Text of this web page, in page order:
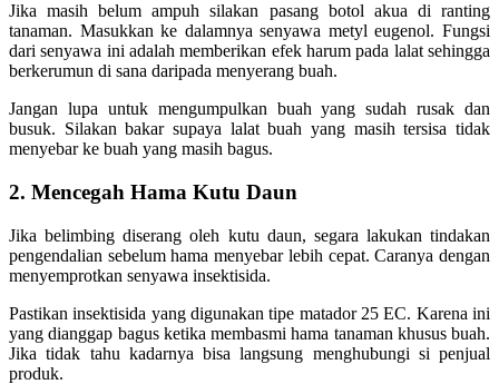
Jika masih belum ampuh silakan pasang botol akua di ranting
tanaman. Masukkan ke dalamnya senyawa metyl eugenol. Fungsi
dari senyawa ini adalah memberikan efek harum pada lalat sehingga
berkerumun di sana daripada menyerang buah.
Jangan lupa untuk mengumpulkan buah yang sudah rusak dan
busuk. Silakan bakar supaya lalat buah yang masih tersisa tidak
menyebar ke buah yang masih bagus.
2. Mencegah Hama Kutu Daun
Jika belimbing diserang oleh kutu daun, segara lakukan tindakan
pengendalian sebelum hama menyebar lebih cepat. Caranya dengan
menyemprotkan senyawa insektisida.
Pastikan insektisida yang digunakan tipe matador 25 EC. Karena ini
yang dianggap bagus ketika membasmi hama tanaman khusus buah.
Jika tidak tahu kadarnya bisa langsung menghubungi si penjual
produk.